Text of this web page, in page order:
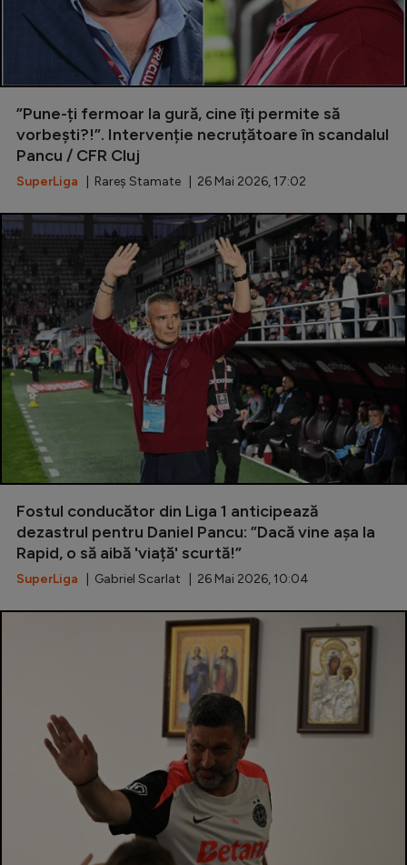
”Pune-ți fermoar la gură, cine îți permite să
vorbești?!”. Intervenție necruțătoare în scandalul
Pancu / CFR Cluj
SuperLiga | Rareș Stamate | 26 Mai 2026, 17:02
Fostul conducător din Liga 1 anticipează
dezastrul pentru Daniel Pancu: ”Dacă vine așa la
Rapid, o să aibă 'viață' scurtă!”
SuperLiga | Gabriel Scarlat | 26 Mai 2026, 10:04